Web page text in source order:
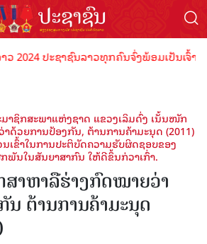
2024 ປະຊາຊົນລາວທຸກຄົນຈົ່ງພ້ອມເປັນເຈົ້າ
າຊິກສະພາແຫ່ງຊາດ ແຂວງເລິມດົ່ງ ເນັ້ນໜັກ
ດ້ວຍການປ້ອງກັນ, ຕ້ານການຄ້າມະນຸດ (2011)
ເຂົ້າໃນການປະຕິບັດຄວາມຮັບຜິດຊອບຂອງ
ພັນໃນສັນຍາສາກົນ ໃຫ້ດີຂຶ້ນກ່ວາເກົ່າ.
າຫາລືຮ່າງກົດໝາຍວ່າ
ຕ້ານການຄ້າມະນຸດ